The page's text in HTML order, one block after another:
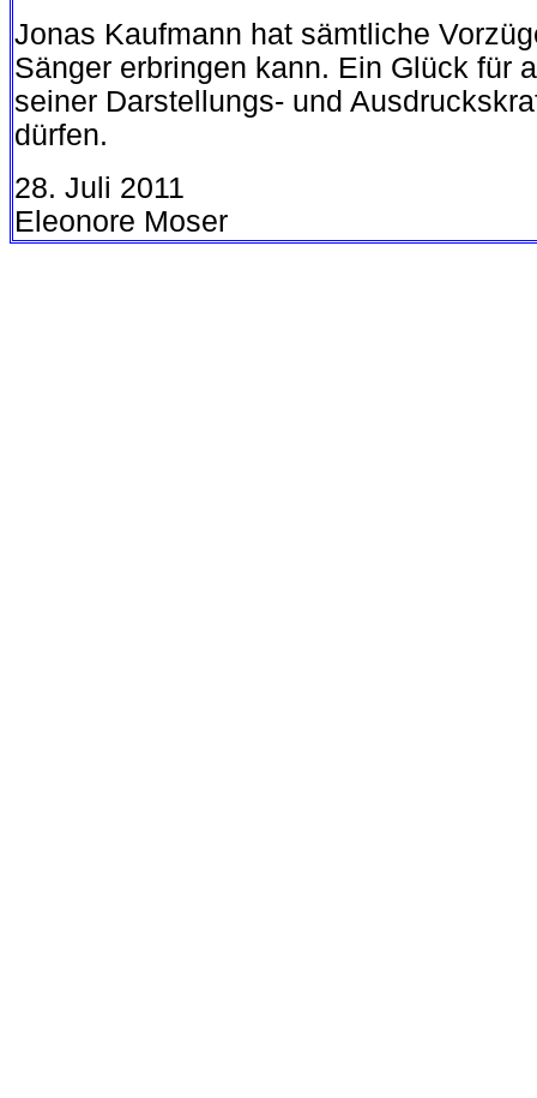
Jonas Kaufmann hat sämtliche
Sänger erbringen kann. Ein Glück für
seiner Darstellungs- und
dürfen.
28. Juli 2011
Eleonore Moser